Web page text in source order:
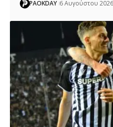
PAOKDAY 6 Αυγούστου 2026